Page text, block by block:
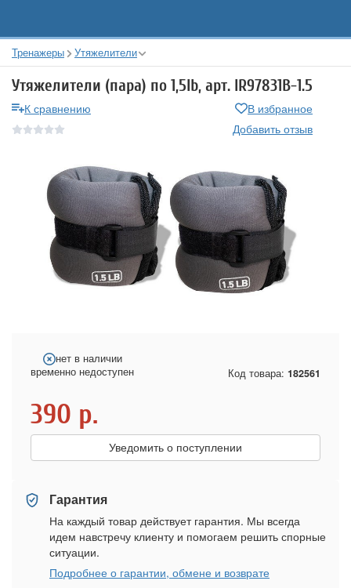
Тренажеры Утяжелители
Утяжелители (пара) по 1,5lb, арт. IR97831B-1.5
К сравнению
В избранное
Добавить отзыв
нет в наличии
временно недоступен
Код товара: 182561
390 р.
Уведомить о поступлении
Гарантия
На каждый товар действует гарантия. Мы всегда
идем навстречу клиенту и помогаем решить спорные
ситуации.
Подробнее о гарантии, обмене и возврате